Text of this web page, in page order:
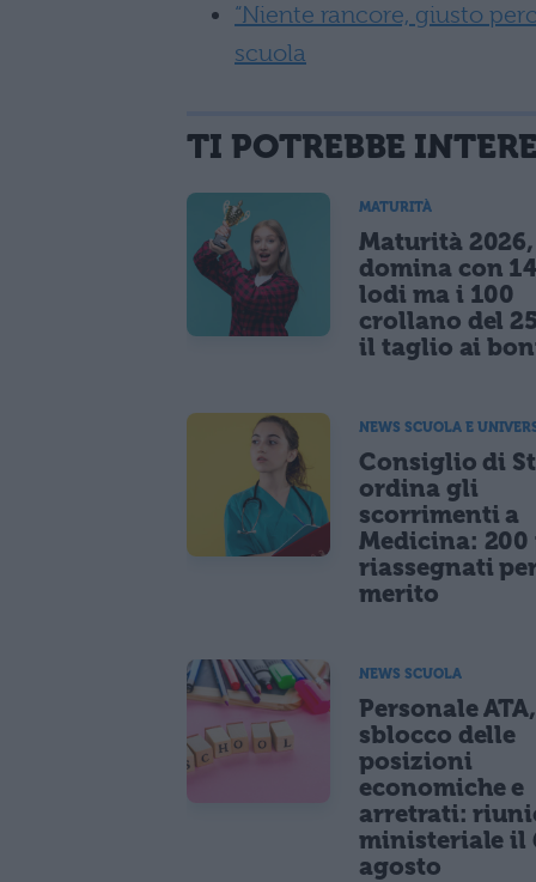
“Niente rancore, giusto
scuola
TI POTREBBE
MATURITÀ
Maturità
domina con
lodi ma i 100
crollano del
il taglio ai
NEWS SCUOLA E
Consiglio di
ordina gli
scorrimenti a
Medicina: 200
riassegnati
merito
NEWS SCUOLA
Personale ATA,
sblocco delle
posizioni
economiche e
arretrati:
ministeriale il
agosto